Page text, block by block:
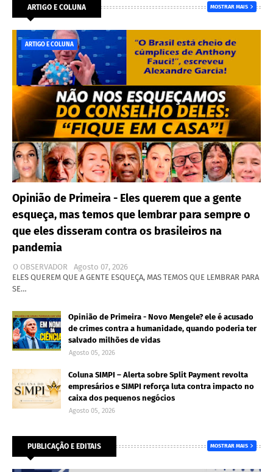
ARTIGO E COLUNA MOSTRAR MAIS
ARTIGO E COLUNA
Opinião de Primeira - Eles querem que a gente
esqueça, mas temos que lembrar para sempre o
que eles disseram contra os brasileiros na
pandemia
O OBSERVADOR
Agosto 07, 2026
ELES QUEREM QUE A GENTE ESQUEÇA, MAS TEMOS QUE LEMBRAR PARA
SE…
Opinião de Primeira - Novo Mengele? ele é acusado
de crimes contra a humanidade, quando poderia ter
salvado milhões de vidas
Agosto 05, 2026
Coluna SIMPI – Alerta sobre Split Payment revolta
empresários e SIMPI reforça luta contra impacto no
caixa dos pequenos negócios
Agosto 05, 2026
PUBLICAÇÃO E EDITAIS MOSTRAR MAIS